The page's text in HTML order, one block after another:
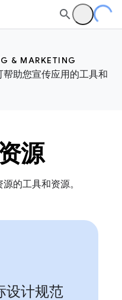
& MARKETING
助您宣传应用的工具和
源
的工具和资源。
设计规范